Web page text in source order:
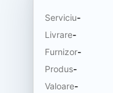
Serviciu-
Livrare-
Furnizor-
Produs-
Valoare-